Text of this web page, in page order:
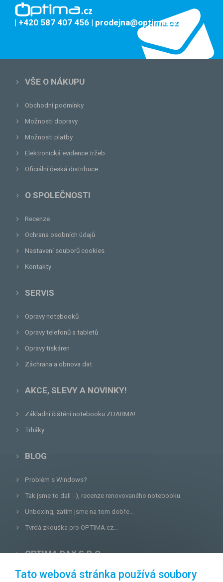
| +420 587 407 456 | prodejna@optima.cz
VŠE O NÁKUPU
Obchodní podmínky
Možnosti dopravy
Možnosti platby
Elektronická evidence tržeb
Oficiální česká distribuce
O SPOLEČNOSTI
Recenze
Ochrana osobních údajů
Nastavení souborů cookies
Kontakty
SERVIS
Opravy notebooků
Opravy telefonů a tabletů
Opravy tiskáren
Záchrana a obnova dat
AKCE, SLEVY A NOVINKY!
Základní čištění notebooku ZDARMA!
Trháky
BLOG
Problém s Windows?
Tak jsme to dali :-), recenze renovovaného notebooku.
Unboxing, zatím jsme na tom dobře...
Tvrdá zkouška pro OPTIMA.cz...
OPTIMA DAX S.R.O.
Lazecká 46/3, 779 00Olomouc
Tato webová stránka používá soubory